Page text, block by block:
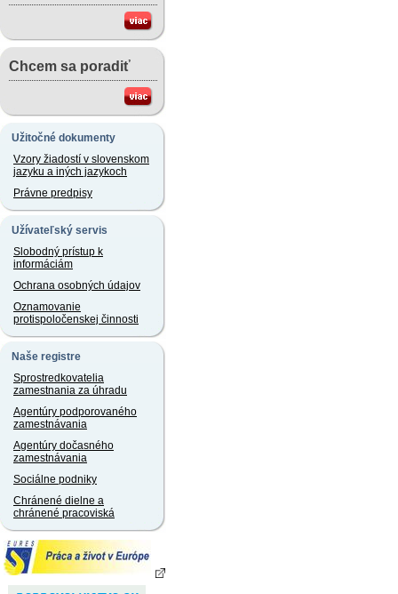
Chcem sa poradiť
Užitočné dokumenty
Vzory žiadostí v slovenskom
jazyku a iných jazykoch
Právne predpisy
Užívateľský servis
Slobodný prístup k
informáciám
Ochrana osobných údajov
Oznamovanie
protispoločenskej činnosti
Naše registre
Sprostredkovatelia
zamestnania za úhradu
Agentúry podporovaného
zamestnávania
Agentúry dočasného
zamestnávania
Sociálne podniky
Chránené dielne a
chránené pracoviská